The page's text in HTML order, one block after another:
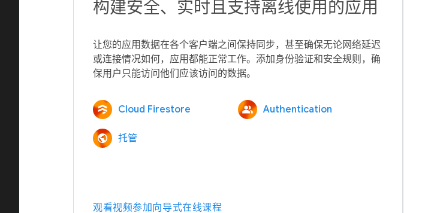
构建安全、实时且支持离线使用的应用
让您的应用数据在各个客户端之间保持同步，甚至确保无论网络延迟
或连接情况如何，应用都能正常工作。添加身份验证和安全规则，确
Cloud Firestore Authentication
托管
观看视频参加向导式在线课程